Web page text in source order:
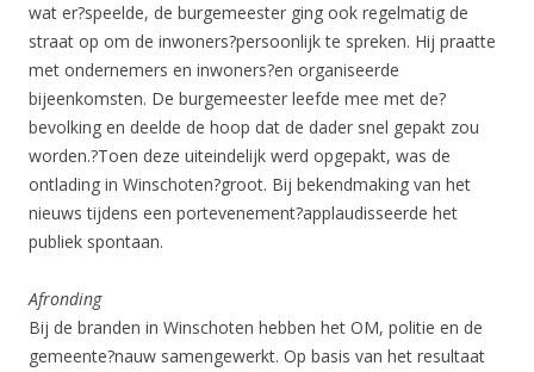
wat er?speelde, de burgemeester ging ook regelmatig de
straat op om de inwoners?persoonlijk te spreken. Hij praatte
met ondernemers en inwoners?en organiseerde
bijeenkomsten. De burgemeester leefde mee met de?
bevolking en deelde de hoop dat de dader snel gepakt zou
worden.?Toen deze uiteindelijk werd opgepakt, was de
ontlading in Winschoten?groot. Bij bekendmaking van het
nieuws tijdens een portevenement?applaudisseerde het
publiek spontaan.
Afronding
Bij de branden in Winschoten hebben het OM, politie en de
gemeente?nauw samengewerkt. Op basis van het resultaat